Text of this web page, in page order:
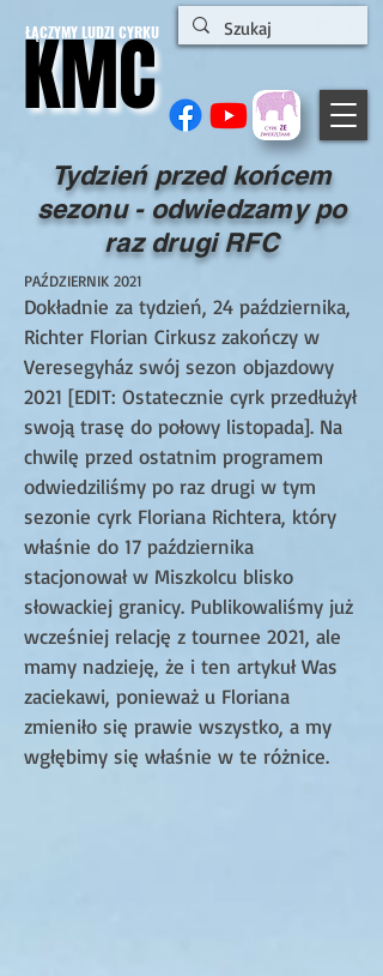
KMC
KMC
ŁĄCZYMY LUDZI CYRKU
Tydzień przed końcem
sezonu - odwiedzamy po
raz drugi RFC
PAŹDZIERNIK 2021
Dokładnie za tydzień, 24 października,
Richter Florian Cirkusz zakończy w
Veresegyház swój sezon objazdowy
2021 [EDIT: Ostatecznie cyrk przedłużył
swoją trasę do połowy listopada]. Na
chwilę przed ostatnim programem
odwiedziliśmy po raz drugi w tym
sezonie cyrk Floriana Richtera, który
właśnie do 17 października
stacjonował w Miszkolcu blisko
słowackiej granicy. Publikowaliśmy już
wcześniej relację z tournee 2021, ale
mamy nadzieję, że i ten artykuł Was
zaciekawi, ponieważ u Floriana
zmieniło się prawie wszystko, a my
wgłębimy się właśnie w te różnice.